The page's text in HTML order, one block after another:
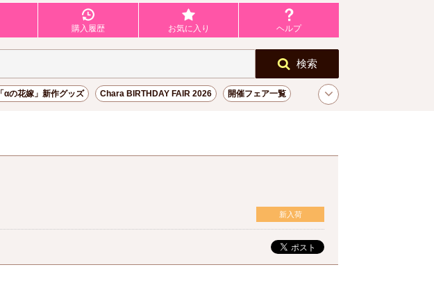
購入履歴 お気に入り ヘルプ
検索
「αの花嫁」新作グッズ Chara BIRTHDAY FAIR 2026 開催フェア一覧
新入荷